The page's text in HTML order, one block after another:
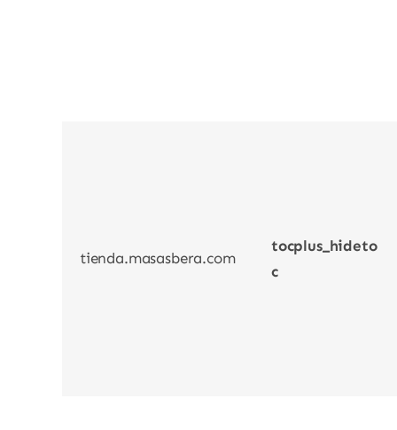
tienda.masasbera.com
tocplus_hideto
c